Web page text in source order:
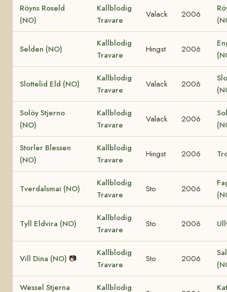
Röyns Roseld
(NO)
Kallblodig
Travare
Valack 2006
Selden (NO)
Kallblodig
Travare
Hingst 2006
Slottelid Eld (NO)
Kallblodig
Travare
Valack 2006
Solöy Stjerno
(NO)
Kallblodig
Travare
Valack 2006
Storler Blessen
(NO)
Kallblodig
Travare
Hingst 2006
Tverdalsmai (NO)
Kallblodig
Travare
Sto 2006
Tyll Eldvira (NO)
Kallblodig
Travare
Sto 2006
Vill Dina (NO) 📷
Kallblodig
Travare
Sto 2006
Wessel Stjerna
Kallblodig